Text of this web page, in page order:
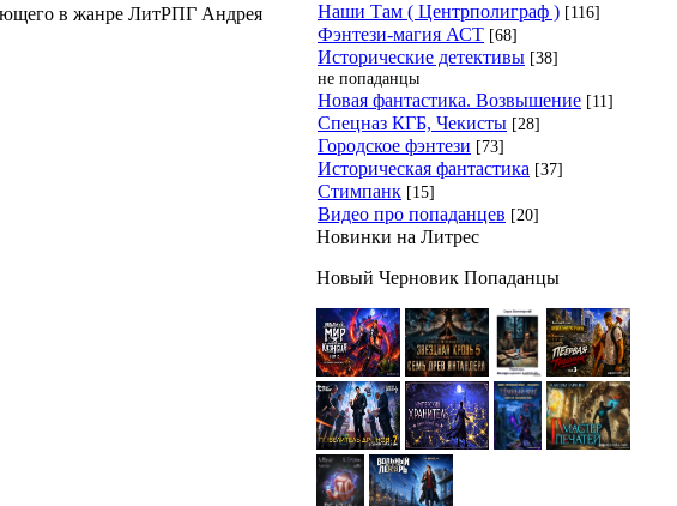
в жанре ЛитРПГ Андрея
Наши Там ( Центрполиграф ) [116]
Фэнтези-магия АСТ [68]
Исторические детективы [38]
не попаданцы
Новая фантастика. Возвышение [11]
Спецназ КГБ, Чекисты [28]
Городское фэнтези [73]
Историческая фантастика [37]
Стимпанк [15]
Видео про попаданцев [20]
Новинки на Литрес
Новый Черновик Попаданцы